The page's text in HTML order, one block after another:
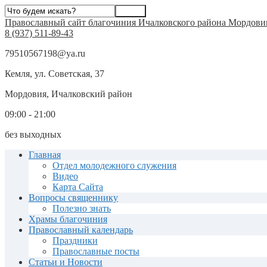
Православный сайт благочиния Ичалковского района
8 (937) 511-89-43
79510567198@ya.ru
Кемля, ул. Советская, 37
Мордовия, Ичалковский район
09:00 - 21:00
без выходных
Главная
Отдел молодежного служения
Видео
Карта Сайта
Вопросы священнику
Полезно знать
Храмы благочиния
Православный календарь
Праздники
Православные посты
Статьи и Новости